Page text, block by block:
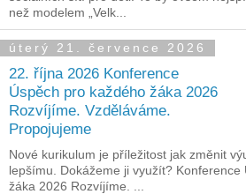
než modelem „Velk...
úterý 21. července 2026
22. října 2026 Konference
Úspěch pro každého žáka 2026
Rozvíjíme. Vzděláváme.
Propojujeme
Nové kurikulum je příležitost jak změnit
lepšímu. Dokážeme ji využít? Konference
žáka 2026 Rozvíjíme. ...